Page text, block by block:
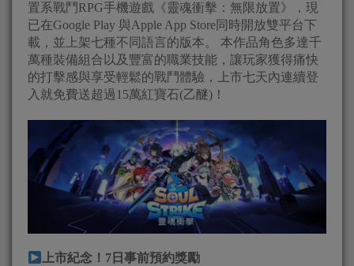
置系戰鬥RPG手機遊戲《靈魂衝擊：無限放置》，現
已在Google Play 與Apple App Store同時開放雙平台下
載，並上架七種不同語言的版本。 本作品角色多達千
萬種裝備組合以及豐富的職業技能，讓玩家獲得痛快
的打擊感與享受輕鬆的戰鬥體驗，上市七天內連續登
入就免費送超過15萬紅寶石(乙醚)！
上市紀念！7日事前預約獎勵